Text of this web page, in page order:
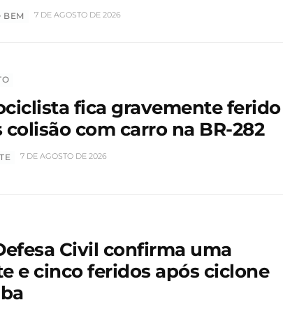
BEM 7 DE AGOSTO DE 2026
fica gravemente ferido
colisão com carro na BR-282
7 DE AGOSTO DE 2026
Civil confirma uma
e cinco feridos após ciclone